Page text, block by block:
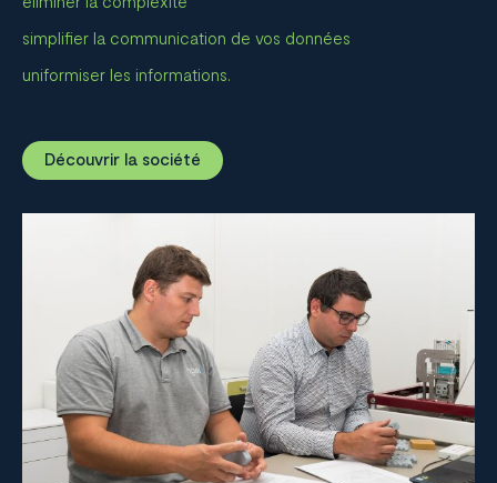
simplifier la communication de vos données
uniformiser les informations.
Découvrir la société